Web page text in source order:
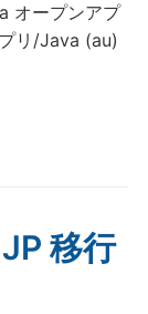
オープンアプ
リ/Java (au)
移行